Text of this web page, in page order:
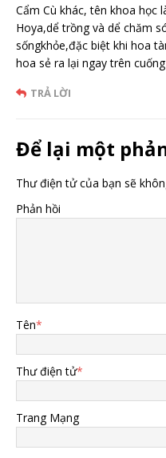
Cẩm Cù khác, tên khoa học
Hoya,dể trồng và dể chăm
sốngkhỏe,đặc biệt khi hoa
hoa sẻ ra lại ngay trên
TRẢ LỜI
Để lại một
Thư điện tử của bạn sẽ
Phản hồi
Tên*
Thư điện tử*
Trang Mạng